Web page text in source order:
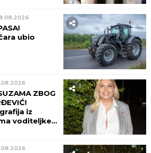
ubio
ZBOG
iz
voditeljke,